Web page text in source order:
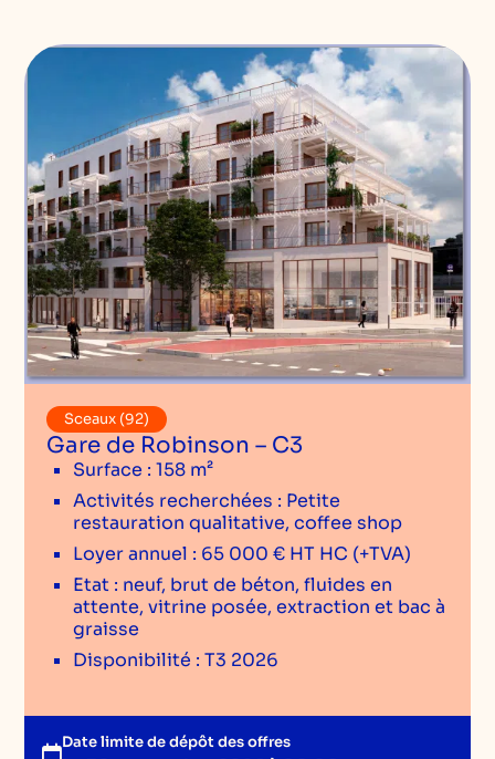
Sceaux (92)
Gare de Robinson – C3
Surface : 158 m²
Activités recherchées : Petite
restauration qualitative, coffee shop
Loyer annuel : 65 000 € HT HC (+TVA)
Etat : neuf, brut de béton, fluides en
attente, vitrine posée, extraction et bac à
graisse
Disponibilité : T3 2026
Date limite de dépôt des offres